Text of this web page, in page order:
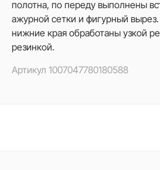
полотна, по переду выполнены
ажурной сетки и фигурный
нижние края обработаны узкой
резинкой.
Артикул 1007047780180588